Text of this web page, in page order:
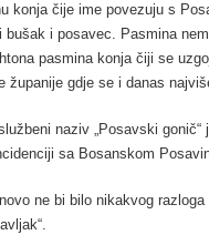
konja čije ime povezuju s
i posavec. Pasmina
pasmina konja čiji se
županije gdje se i danas
naziv „Posavski
sa Bosanskom
ne bi bilo nikakvog